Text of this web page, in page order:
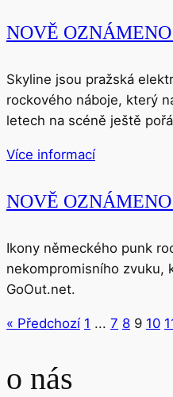
NOVĚ
Skyline jsou pražská
rockového náboje, který
letech na scéně ještě
Více informací
NOVĚ
Ikony německého punk
nekompromisního zvuku,
GoOut.net.
« Předchozí 1 ... 7 8 9 10
o nás